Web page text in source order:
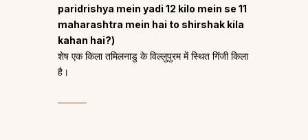
paridrishya mein yadi 12 kilo mein se 11
maharashtra mein hai to shirshak kila
kahan hai?)
शेष एक किला तमिलनाडु के विल्लुपुरम में स्थित गिंजी किला
है।